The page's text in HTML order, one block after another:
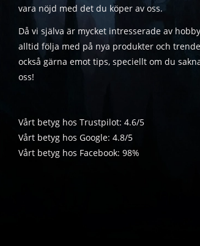
vara nöjd med det du köper av oss.
Då vi själva är mycket intresserade av
alltid följa med på nya produkter och
också gärna emot tips, speciellt om du
oss!
Vårt betyg hos Trustpilot: 4.6/5
Vårt betyg hos Google: 4.8/5
Vårt betyg hos Facebook: 98%